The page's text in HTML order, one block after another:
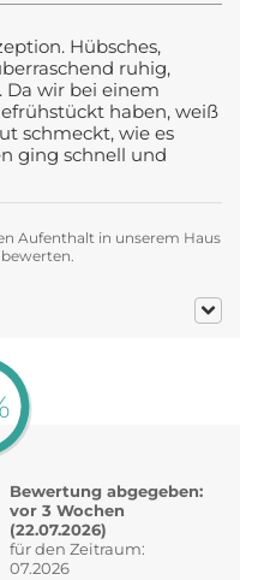
Hübsches,
ruhig,
Da wir bei einem
haben, weiß
schmeckt, wie es
ging schnell und
Aufenthalt in unserem Haus
Bewertung abgegeben:
vor 3 Wochen
(22.07.2026)
für den Zeitraum:
07.2026